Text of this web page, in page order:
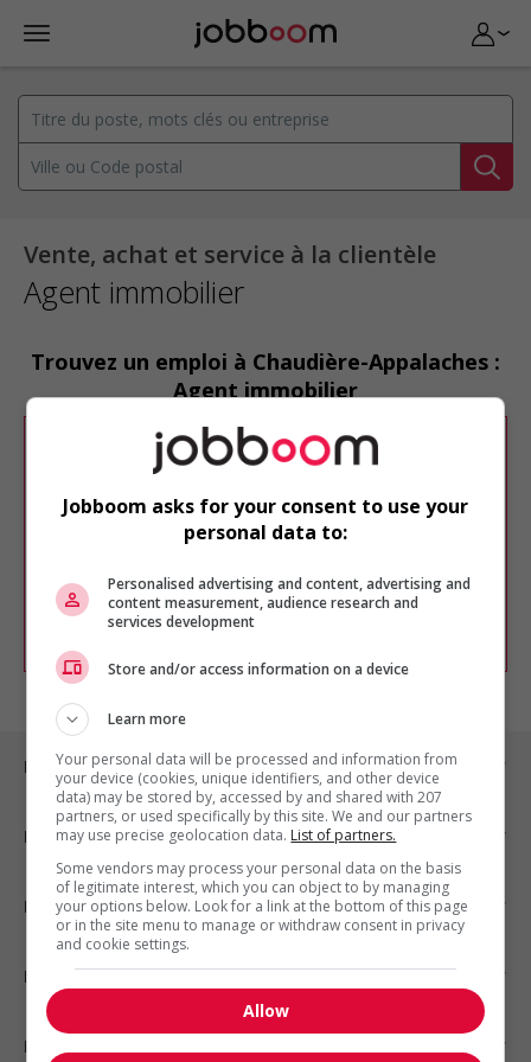
Vente, achat et service à la clientèle
Agent immobilier
Trouvez un emploi à Chaudière-Appalaches :
Agent immobilier
Désolé, cette recherche n'a produit aucun
résultat.
Veuillez faire une nouvelle recherche.
Vous pouvez en tout temps utiliser nos
chercher un poste selon votre profil
d'intérêt en emploi en vousinscrivant
comme membre Jobboom.
Emplois par ville
Emplois par secteur
Emplois par statut
Emplois par type
Nos suggestions
Jobboom asks for your consent to use your
personal data to:
Personalised advertising and content, advertising and
content measurement, audience research and
services development
Store and/or access information on a device
Learn more
Your personal data will be processed and information from
your device (cookies, unique identifiers, and other device
data) may be stored by, accessed by and shared with 207
partners, or used specifically by this site. We and our partners
may use precise geolocation data. List of partners.
Some vendors may process your personal data on the basis
of legitimate interest, which you can object to by managing
your options below. Look for a link at the bottom of this page
or in the site menu to manage or withdraw consent in privacy
and cookie settings.
Allow